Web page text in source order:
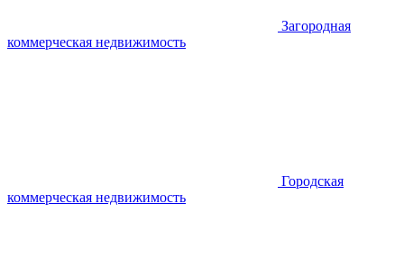
Загородная
коммерческая недвижимость
Городская
коммерческая недвижимость